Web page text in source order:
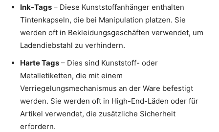
Ink-Tags – Diese Kunststoffanhänger enthalten
Tintenkapseln, die bei Manipulation platzen. Sie
werden oft in Bekleidungsgeschäften verwendet, um
Ladendiebstahl zu verhindern.
Harte Tags – Dies sind Kunststoff- oder
Metalletiketten, die mit einem
Verriegelungsmechanismus an der Ware befestigt
werden. Sie werden oft in High-End-Läden oder für
Artikel verwendet, die zusätzliche Sicherheit
erfordern.